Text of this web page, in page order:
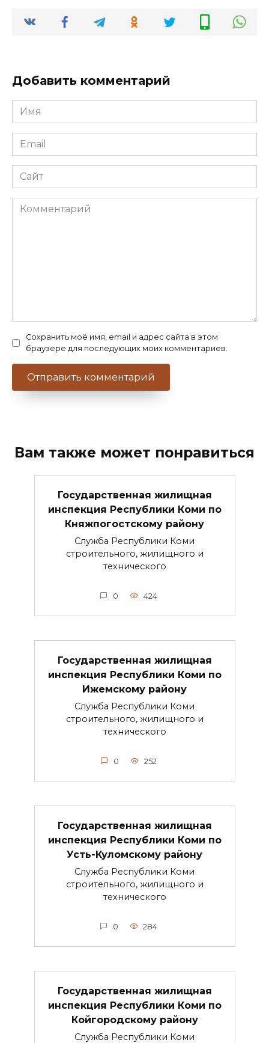
Добавить комментарий
Имя
*
Email
*
Сайт
Комментарий
Сохранить моё имя, email и адрес сайта в этом
браузере для последующих моих комментариев.
Вам также может понравиться
Государственная жилищная
инспекция Республики Коми по
Княжпогостскому району
Служба Республики Коми
строительного, жилищного и
технического
0 424
Государственная жилищная
инспекция Республики Коми по
Ижемскому району
Служба Республики Коми
строительного, жилищного и
технического
0 252
Государственная жилищная
инспекция Республики Коми по
Усть-Куломскому району
Служба Республики Коми
строительного, жилищного и
технического
0 284
Государственная жилищная
инспекция Республики Коми по
Койгородскому району
Служба Республики Коми